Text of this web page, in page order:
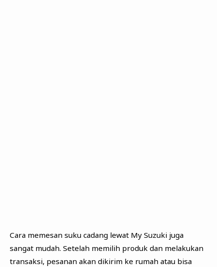
Cara memesan suku cadang lewat My Suzuki juga
sangat mudah. Setelah memilih produk dan melakukan
transaksi, pesanan akan dikirim ke rumah atau bisa